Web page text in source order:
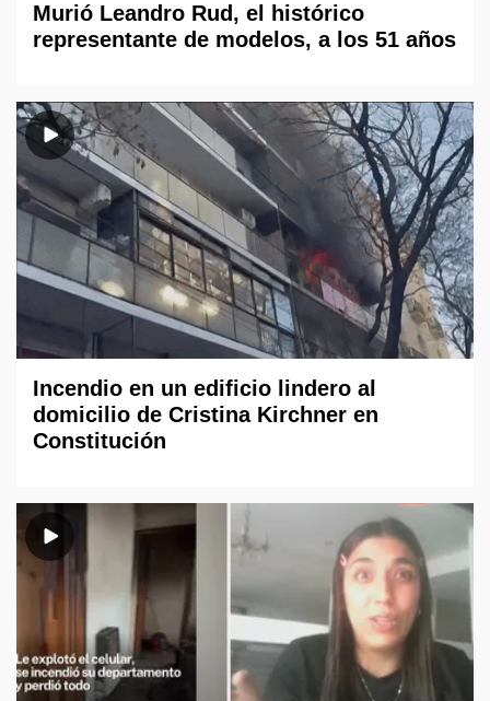
Murió Leandro Rud, el histórico
representante de modelos, a los 51 años
Incendio en un edificio lindero al
domicilio de Cristina Kirchner en
Constitución